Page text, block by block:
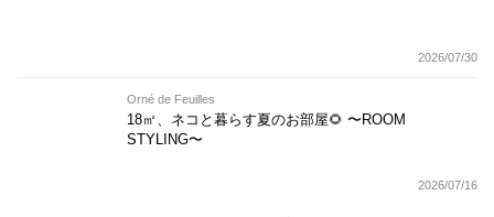
2026/07/30
Orné de Feuilles
18㎡、ネコと暮らす夏のお部屋🌻 〜ROOM
STYLING〜
2026/07/16